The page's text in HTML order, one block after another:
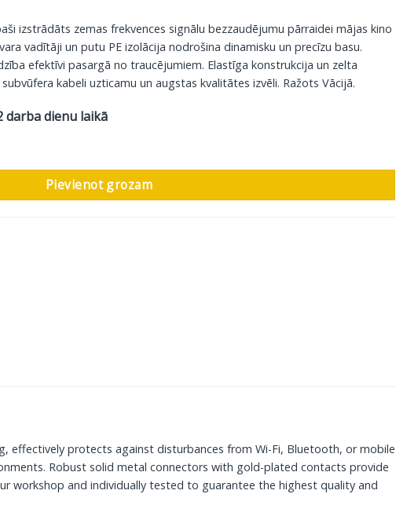
izstrādāts zemas frekvences signālu bezzaudējumu pārraidei mājas kino
vadītāji un putu PE izolācija nodrošina dinamisku un precīzu basu.
efektīvi pasargā no traucējumiem. Elastīga konstrukcija un zelta
kabeli uzticamu un augstas kvalitātes izvēli. Ražots Vācijā.
darba dienu laikā
Exzellenz Connect 212 Sub-Y, RCA - 2 RCA, 3 m daudzums
Pievienot grozam
effectively protects against disturbances from Wi-Fi, Bluetooth, or mobile
Robust solid metal connectors with gold-plated contacts provide
workshop and individually tested to guarantee the highest quality and